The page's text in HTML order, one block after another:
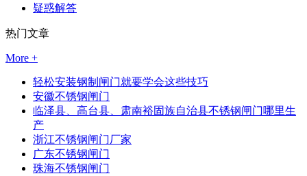
疑惑解答
热门文章
More +
轻松安装钢制闸门就要学会这些技巧
安徽不锈钢闸门
临泽县、高台县、肃南裕固族自治县不锈钢闸门哪里生
产
浙江不锈钢闸门厂家
广东不锈钢闸门
珠海不锈钢闸门